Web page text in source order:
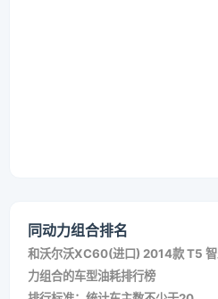
同动力组合排名
和沃尔沃XC60(进口) 2014款 T5
力组合的车型油耗排行榜